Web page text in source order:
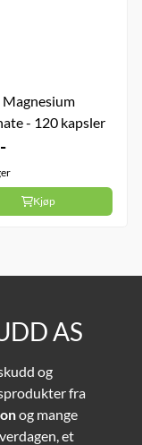
Magnesium
- 120 kapsler
Kjøp
AS
og
fra
og mange
et